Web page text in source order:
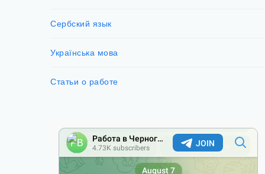
Сербский язык
Українська мова
Статьи о работе